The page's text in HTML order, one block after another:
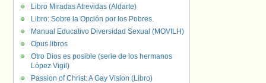
Libro Miradas Atrevidas (Aldarte)
Libro: Sobre la Opción por los Pobres.
Manual Educativo Diversidad Sexual (MOVILH)
Opus libros
Otro Dios es posible (serie de los hermanos
López Vigil)
Passion of Christ: A Gay Vision (Libro)